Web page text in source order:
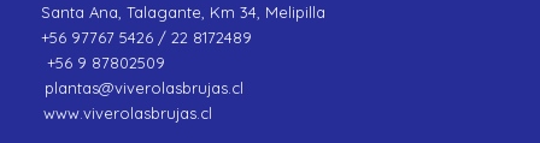
Santa Ana, Talagante, Km 34, Melipilla
+56 97767 5426 / 22 8172489
+56 9 87802509
plantas@viverolasbrujas.cl
www.viverolasbrujas.cl